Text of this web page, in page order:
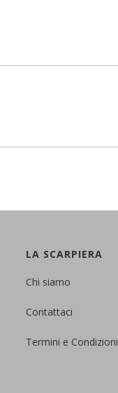
LA SCARPIERA
Chi siamo
Contattaci
Termini e Condizioni